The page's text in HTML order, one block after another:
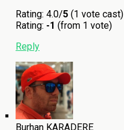
Rating: 4.0/5 (1 vote cast)
Rating: -1 (from 1 vote)
Reply
Burhan KARADERE